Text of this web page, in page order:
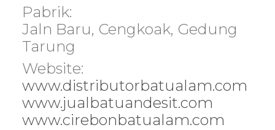
Pabrik:
Jaln Baru, Cengkoak, Gedung
Tarung
Website:
www.distributorbatualam.com
www.jualbatuandesit.com
www.cirebonbatualam.com